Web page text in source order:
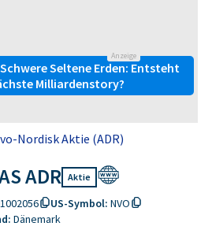
Anzeige
Seltene Erden: Entsteht
Milliardenstory?
Nordisk Aktie (ADR)
ADR Aktie
US-Symbol: NVO
Dänemark